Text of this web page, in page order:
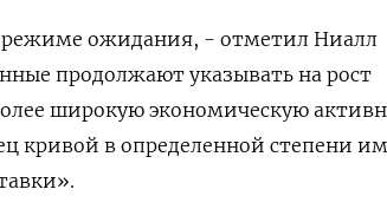
ожидания, - отметил Ниалл
продолжают указывать на рост
широкую экономическую
кривой в определенной степени